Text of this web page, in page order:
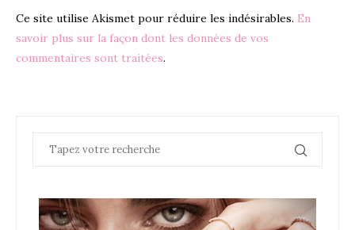
Ce site utilise Akismet pour réduire les indésirables. En
savoir plus sur la façon dont les données de vos
commentaires sont traitées.